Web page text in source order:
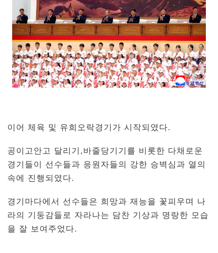
이어 체육 및 유희오락경기가 시작되였다.
공이고안고 달리기,바줄당기기를 비롯한 다채로운
경기들이 선수들과 응원자들의 강한 승벽심과 열의
속에 진행되였다.
경기마다에서 선수들은 희망과 재능을 꽃피우며 나
라의 기둥감들로 자라나는 담찬 기상과 명랑한 모습
을 잘 보여주었다.